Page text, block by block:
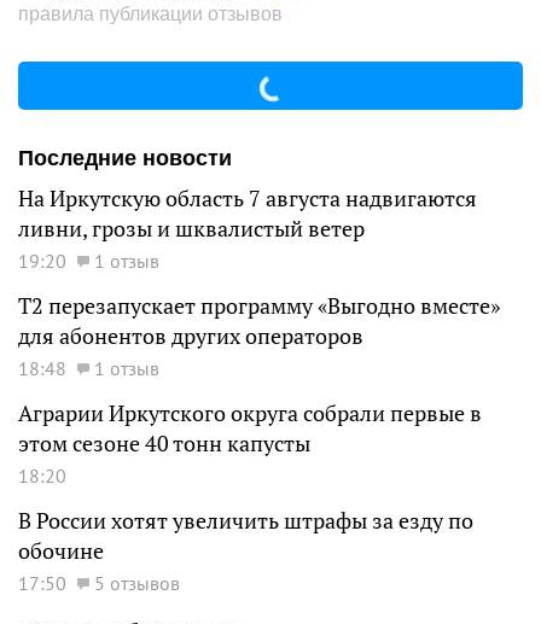
правила публикации отзывов
Последние новости
На Иркутскую область 7 августа надвигаются
ливни, грозы и шквалистый ветер
19:20 1 отзыв
Т2 перезапускает программу «Выгодно вместе»
для абонентов других операторов
18:48 1 отзыв
Аграрии Иркутского округа собрали первые в
этом сезоне 40 тонн капусты
18:20
В России хотят увеличить штрафы за езду по
обочине
17:50
5 отзывов